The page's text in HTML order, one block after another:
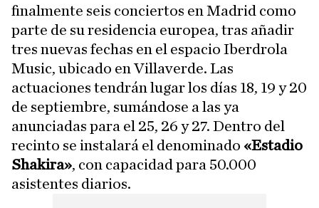
finalmente seis conciertos en Madrid como
parte de su residencia europea, tras añadir
tres nuevas fechas en el espacio Iberdrola
Music, ubicado en Villaverde. Las
actuaciones tendrán lugar los días 18, 19 y 20
de septiembre, sumándose a las ya
anunciadas para el 25, 26 y 27. Dentro del
recinto se instalará el denominado «Estadio
Shakira», con capacidad para 50.000
asistentes diarios.